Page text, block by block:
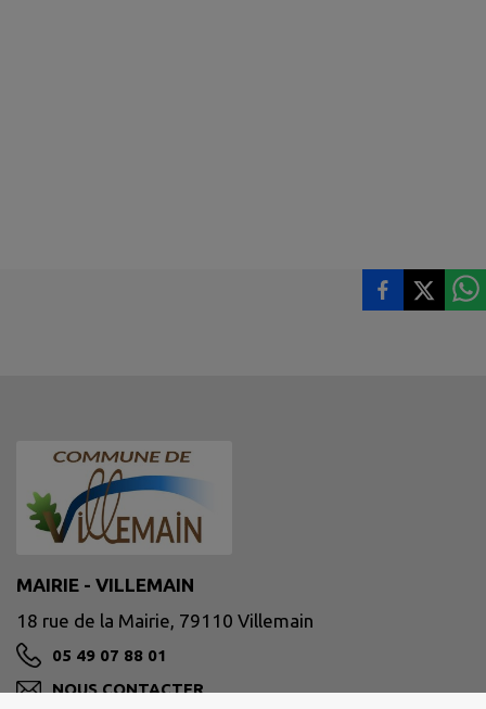
MAIRIE - VILLEMAIN
18 rue de la Mairie, 79110 Villemain
05 49 07 88 01
NOUS CONTACTER